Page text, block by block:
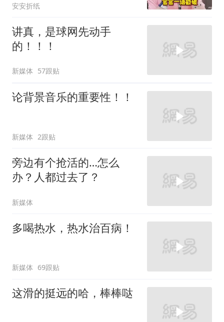
安安折纸
讲真，是球网先动手
的！！！
新媒体 57跟贴
论背景音乐的重要性！！
新媒体 2跟贴
旁边有个抢活的…怎么
办？人都过去了？
新媒体
多喝热水，热水治百病！
新媒体 69跟贴
这滑的挺远的哈，棒棒哒